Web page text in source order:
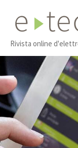
Rivista online